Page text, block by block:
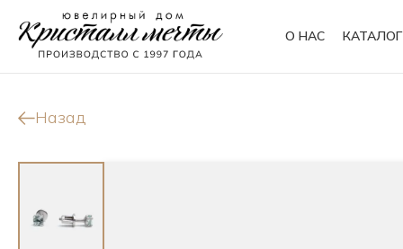
О НАС КАТАЛОГ
Кольца
Назад